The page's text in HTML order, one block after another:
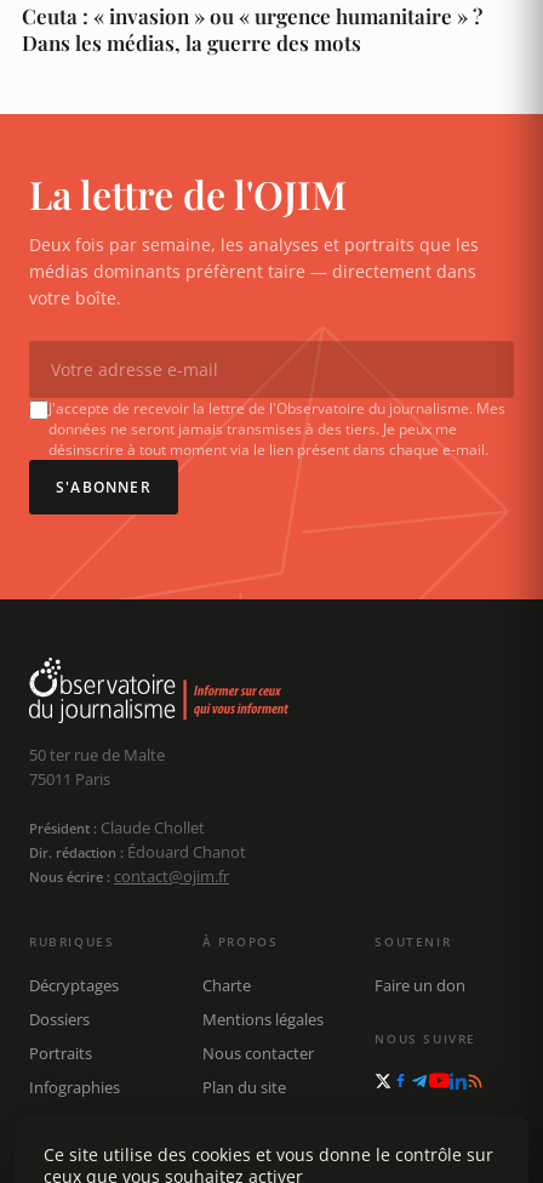
Ceuta : « invasion » ou « urgence humanitaire » ?
Dans les médias, la guerre des mots
La lettre de l'OJIM
Deux fois par semaine, les analyses et portraits que les
médias dominants préfèrent taire — directement dans
votre boîte.
J'accepte de recevoir la lettre de l'Observatoire du journalisme. Mes
données ne seront jamais transmises à des tiers. Je peux me
désinscrire à tout moment via le lien présent dans chaque e-mail.
S'ABONNER
50 ter rue de Malte
75011 Paris
Président : Claude Chollet
Dir. rédaction : Édouard Chanot
Nous écrire : contact@ojim.fr
RUBRIQUES
Décryptages
Dossiers
Portraits
Infographies
Rechercher
À PROPOS
Charte
Mentions légales
Nous contacter
Plan du site
SOUTENIR
Faire un don
NOUS SUIVRE
Ce site utilise des cookies et vous donne le contrôle sur
ceux que vous souhaitez activer